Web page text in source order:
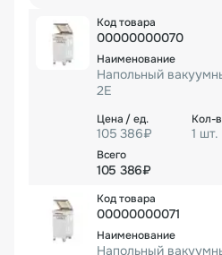
00000000070
Напольный
2E
105 386₽ 1 шт.
105 386₽
00000000071
Напольный